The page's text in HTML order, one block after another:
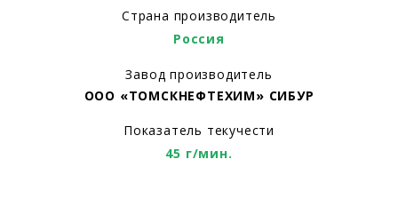
Страна производитель
Россия
Завод производитель
ООО «ТОМСКНЕФТЕХИМ» СИБУР
Показатель текучести
45 г/мин.